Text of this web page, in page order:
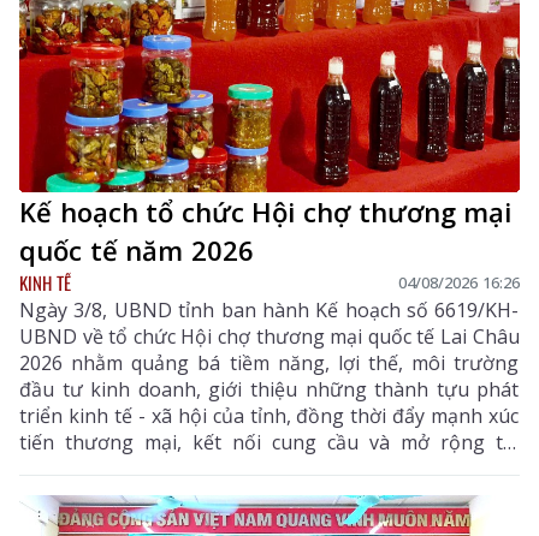
Kế hoạch tổ chức Hội chợ thương mại
quốc tế năm 2026
KINH TẾ 04/08/2026 16:26
Ngày 3/8, UBND tỉnh ban hành Kế hoạch số 6619/KH-
UBND về tổ chức Hội chợ thương mại quốc tế Lai Châu
2026 nhằm quảng bá tiềm năng, lợi thế, môi trường
đầu tư kinh doanh, giới thiệu những thành tựu phát
triển kinh tế - xã hội của tỉnh, đồng thời đẩy mạnh xúc
tiến thương mại, kết nối cung cầu và mở rộng thị
trường tiêu thụ cho các sản phẩm đặc hữu, sản phẩm
OCOP và các mặt hàng có tiềm năng xuất khẩu của địa
phương.